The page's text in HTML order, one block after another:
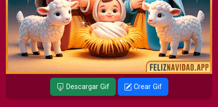
Descargar Gif Crear Gif